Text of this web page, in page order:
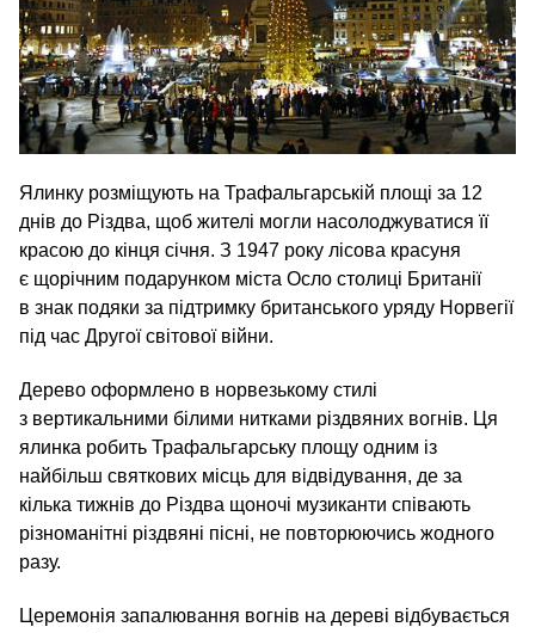
Ялинку розміщують на Трафальгарській площі за 12
днів до Різдва, щоб жителі могли насолоджуватися її
красою до кінця січня. З 1947 року лісова красуня
є щорічним подарунком міста Осло столиці Британії
в знак подяки за підтримку британського уряду Норвегії
під час Другої світової війни.
Дерево оформлено в норвезькому стилі
з вертикальними білими нитками різдвяних вогнів. Ця
ялинка робить Трафальгарську площу одним із
найбільш святкових місць для відвідування, де за
кілька тижнів до Різдва щоночі музиканти співають
різноманітні різдвяні пісні, не повторюючись жодного
разу.
Церемонія запалювання вогнів на дереві відбувається